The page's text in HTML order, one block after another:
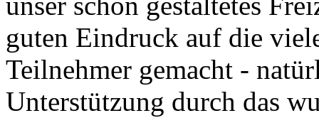
guten Eindruck auf die
Teilnehmer gemacht -
Unterstützung durch das